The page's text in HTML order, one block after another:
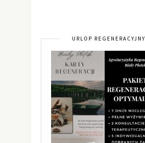
URLOP REGENERACYJNY